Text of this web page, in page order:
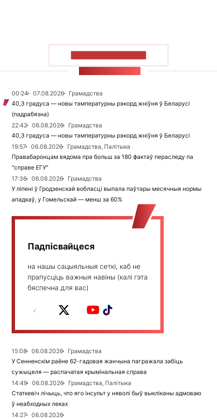
00:24 07.08.2026
Грамадства
40,3 градуса — новы тэмпературны рэкорд жніўня ў Беларусі
(падрабязна)
22:42
06.08.2026
Грамадства
40,3 градуса — новы тэмпературны рэкорд жніўня ў Беларусі
19:57
06.08.2026
Грамадства, Палітыка
Правабаронцам вядома пра больш за 180 фактаў пераследу па
"справе ЕГУ"
17:36
06.08.2026
Грамадства
У ліпені ў Гродзенскай вобласці выпала паўтары месячныя нормы
ападкаў, у Гомельскай — менш за 60%
Падпісвайцеся
на нашы сацыяльныя сеткі, каб не
прапусціць важныя навіны (калі гэта
бяспечна для вас)
15:08 06.08.2026
Грамадства
У Сенненскім раёне 62-гадовая жанчына пагражала забіць
сужыцеля — распачатая крымінальная справа
14:49
06.08.2026
Грамадства, Палітыка
Статкевіч лічыць, что яго інсульт у няволі быў выкліканы адмоваю
ў неабходных леках
14:27
06.08.2026